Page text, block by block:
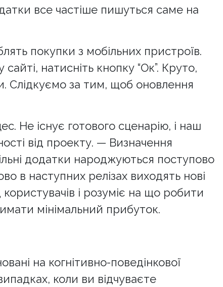
все частіше пишуться саме на
покупки з мобільних пристроїв.
натисніть кнопку “Ок”. Круто,
Слідкуємо за тим, щоб оновлення
Не існує готового сценарію, і наш
від проекту. — Визначення
додатки народжуються поступово
в наступних релізах виходять нові
і розуміє на що робити
мінімальний прибуток.
на когнітивно-поведінкової
коли ви відчуваєте